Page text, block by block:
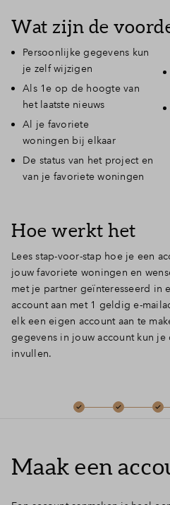
Wat zijn de
Persoonlijke gegevens kun
je zelf wijzigen
Als 1e op de hoogte van
het laatste nieuws
Al je favoriete
woningen bij elkaar
De status van het project en
van je favoriete woningen
Hoe werkt het
Lees stap-voor-stap hoe je een
jouw favoriete woningen en
met je partner geïnteresseerd in
account aan met 1 geldig e-
elk een eigen account aan te
gegevens in jouw account kun
invullen.
Maak een